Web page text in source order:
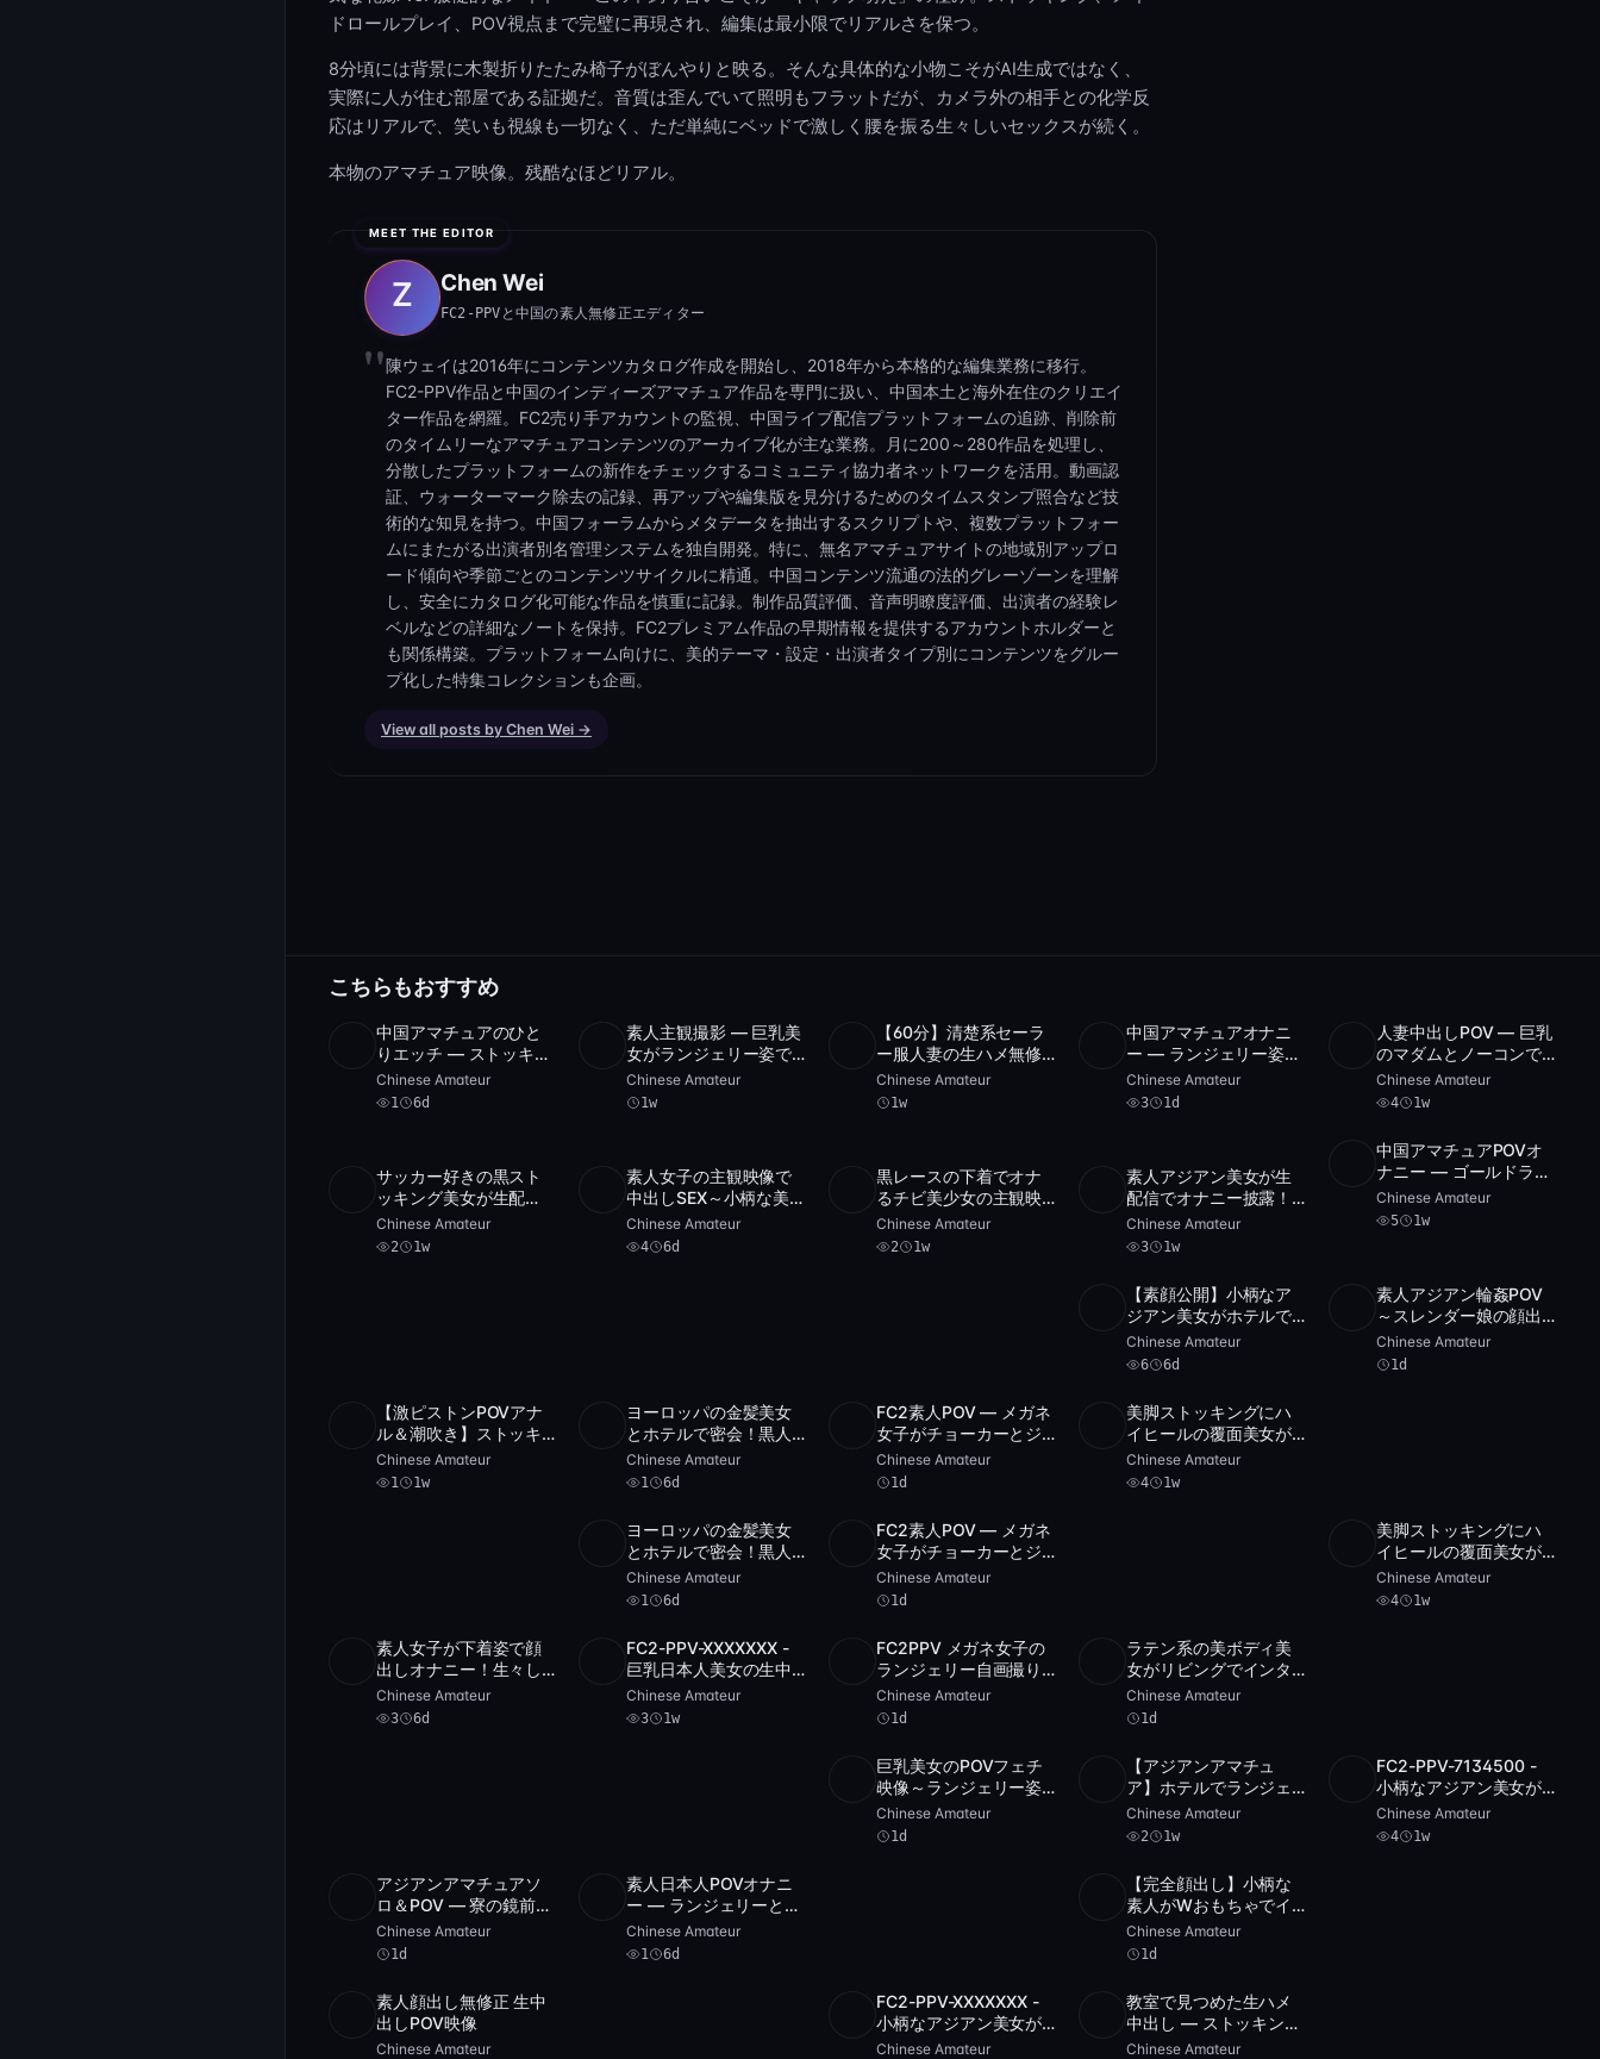
ドロールプレイ、POV視点まで完璧に再現され、編集は最小限でリアルさを保つ。
8分頃には背景に木製折りたたみ椅子がぼんやりと映る。そんな具体的な小物こそがAI生成ではなく、
実際に人が住む部屋である証拠だ。音質は歪んでいて照明もフラットだが、カメラ外の相手との化学反
応はリアルで、笑いも視線も一切なく、ただ単純にベッドで激しく腰を振る生々しいセックスが続く。
本物のアマチュア映像。残酷なほどリアル。
Chen Wei
FC2-PPVと中国の素人無修正エディター
陳ウェイは2016年にコンテンツカタログ作成を開始し、2018年から本格的な編集業務に移行。
FC2-PPV作品と中国のインディーズアマチュア作品を専門に扱い、中国本土と海外在住のクリエイ
ター作品を網羅。FC2売り手アカウントの監視、中国ライブ配信プラットフォームの追跡、削除前
のタイムリーなアマチュアコンテンツのアーカイブ化が主な業務。月に200～280作品を処理し、
分散したプラットフォームの新作をチェックするコミュニティ協力者ネットワークを活用。動画認
証、ウォーターマーク除去の記録、再アップや編集版を見分けるためのタイムスタンプ照合など技
術的な知見を持つ。中国フォーラムからメタデータを抽出するスクリプトや、複数プラットフォー
ムにまたがる出演者別名管理システムを独自開発。特に、無名アマチュアサイトの地域別アップロ
ード傾向や季節ごとのコンテンツサイクルに精通。中国コンテンツ流通の法的グレーゾーンを理解
し、安全にカタログ化可能な作品を慎重に記録。制作品質評価、音声明瞭度評価、出演者の経験レ
ベルなどの詳細なノートを保持。FC2プレミアム作品の早期情報を提供するアカウントホルダーと
も関係構築。プラットフォーム向けに、美的テーマ・設定・出演者タイプ別にコンテンツをグルー
プ化した特集コレクションも企画。
View all posts by Chen Wei →
こちらもおすすめ
1 5:23:35
中国アマチュアのひと
りエッチ — ストッキン
グ姿でディルドを楽し
むKTV美女
Chinese Amateur
1 6d
43:23
素人主観撮影 — 巨乳美
女がランジェリー姿で
ディルドにまたがるオ
ナニー [FC2-PPV-
Chinese Amateur
1w
3:09:45
【60分】清楚系セーラ
ー服人妻の生ハメ無修
正POV！濡れまんこに
激ピストンでイキ狂
Chinese Amateur
1w
3 3:09:50
中国アマチュアオナニ
ー — ランジェリー姿の
小柄美女がディルドで
快楽
Chinese Amateur
3 1d
4 1:57:54
人妻中出しPOV — 巨乳
のマダムとノーコンで
生ハメ [中国語字幕]
Chinese Amateur
4 1w
2:56:02
中国アマチュアPOVオ
ナニー — ゴールドラン
ジェリーで顔出し自画
撮りプレイ
Chinese Amateur
5 1w
2 1:01:09
サッカー好きの黒スト
ッキング美女が生配
信！中国アマチュアの
無修正POV
Chinese Amateur
2 1w
4 41:35
素人女子の主観映像で
中出しSEX～小柄な美女
の手コキ・フェラ＆ラ
ンジェリーオナニー
Chinese Amateur
4 6d
2 1:34:01
黒レースの下着でオナ
るチビ美少女の主観映
像
Chinese Amateur
2 1w
47:43
素人アジアン美女が生
配信でオナニー披露！
ホテルのベッドでひと
りエッチ～ソロPOV
Chinese Amateur
3 1w
POST
アーカイブ
1 件
6
【素顔公開】小柄なア
ジアン美女がホテルで
ひとりオナニー！POV
でお届けする超接近映
Chinese Amateur
6 6d
1:38:31
素人アジアン輪姦POV
～スレンダー娘の顔出
しホテル3P～ [FC2-
PPV-823460]
Chinese Amateur
1d
4
1 1:42:08
【激ピストンPOVアナ
ル＆潮吹き】ストッキ
ングにランジェリード
の小柄なアジアン美女
Chinese Amateur
1 1w
1 58:10
ヨーロッパの金髪美女
とホテルで密会！黒人
男性との異人種ナンパ
エスコートシーンで中
Chinese Amateur
1 6d
POST アーカイブ 1 件
FC2素人POV — メガネ
女子がチョーカーとジ
ーンズ姿でディルドに
またがる
Chinese Amateur
1d
4 4:00
美脚ストッキングにハ
イヒールの覆面美女が
あなたのチ○ポを鷲掴
み！生中出しPOV映像
Chinese Amateur
4 1w
1 58:10
ヨーロッパの金髪美女
とホテルで密会！黒人
男性との異人種ナンパ
エスコートシーンで中
Chinese Amateur
1 6d
POST アーカイブ 1 件
FC2素人POV — メガネ
女子がチョーカーとジ
ーンズ姿でディルドに
またがる
Chinese Amateur
1d
4 4:00
美脚ストッキングにハ
イヒールの覆面美女が
あなたのチ○ポを鷲掴
み！生中出しPOV映像
Chinese Amateur
4 1w
3 1:52:23
素人女子が下着姿で顔
出しオナニー！生々し
いPOV撮影で感じるま
まにイキまくる！
Chinese Amateur
3 6d
3 3:52:49
FC2-PPV-XXXXXXX -
巨乳日本人美女の生中
出しSEX～ランジェリー
から全裸へ～ベッドル
Chinese Amateur
3 1w
POST アーカイブ 1 件
FC2PPV メガネ女子の
ランジェリー自画撮り
オナニー
Chinese Amateur
1d
45:01
ラテン系の美ボディ美
女がリビングでインタ
ーレシアルPOV！フェ
ラチオから生中出しま
Chinese Amateur
1d
36:19
巨乳美女のPOVフェチ
映像～ランジェリー姿
でフェラチオ＆騎乗位
SEX
Chinese Amateur
1d
POST
アーカイブ
1 件
2
【アジアンアマチュ
ア】ホテルでランジェ
リー姿の彼女がおもち
ゃを使った激しいオナ
の当たりにする興奮の
ひととき
Chinese Amateur
2 1w
4 1:02:12
FC2-PPV-7134500 -
小柄なアジアン美女が
ピンクのディルドでパ
ンティ越しオナニー
Chinese Amateur
4 1w
POST アーカイブ 1 件
アジアンアマチュアソ
ロ＆POV — 寮の鏡前で
撮影したナチュラルな
スレンダー娘たち
Chinese Amateur
1d
1 2:13:01
素人日本人POVオナニ
ー — ランジェリーと毛
皮のパティート美女が
挑発的にもみだす
Chinese Amateur
1 6d
POST アーカイブ 1 件
【完全顔出し】小柄な
素人がWおもちゃでイ
キまくる！生ハメ無修
正POV
Chinese Amateur
1d
素人顔出し無修正 生中
出しPOV映像
Chinese Amateur
2:34:58
FC2-PPV-XXXXXXX -
小柄なアジアン美女が
ランジェリー姿でディ
Chinese Amateur
1:58:17
教室で見つめた生ハメ
中出し — ストッキング
とランジェリー姿の女
Chinese Amateur